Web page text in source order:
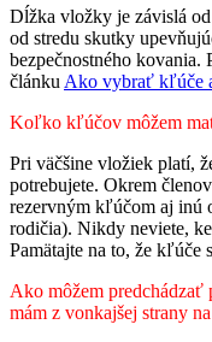
Dĺžka vložky je závislá
od stredu skutky
bezpečnostného kovania.
článkuAko vybrať kľúče
Koľko kľúčov môžem
Pri väčšine vložiek platí,
potrebujete. Okrem
rezervným kľúčom aj inú
rodičia). Nikdy neviete,
Pamätajte na to, že kľúče
Ako môžem predchádzať
mám z vonkajšej strany